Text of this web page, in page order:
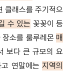
클래스를 주기적으
수 있는 꽃꽂이 등
소를 룰루레몬 매
보다 큰 규모의 요
연말에는 지역의